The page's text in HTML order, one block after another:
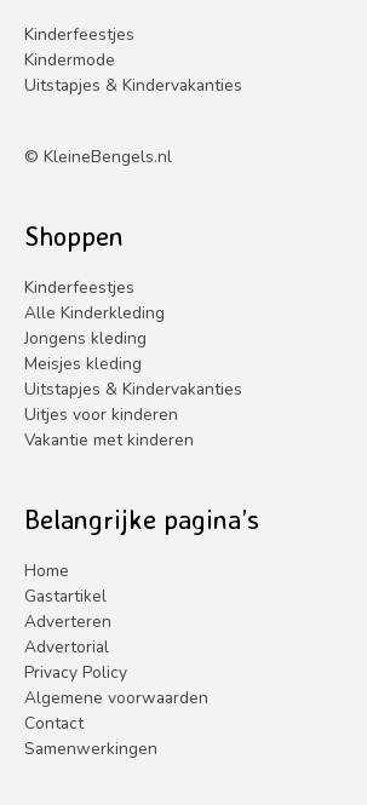
Kinderfeestjes
Kindermode
Uitstapjes & Kindervakanties
© KleineBengels.nl
Shoppen
Kinderfeestjes
Alle Kinderkleding
Jongens kleding
Meisjes kleding
Uitstapjes & Kindervakanties
Uitjes voor kinderen
Vakantie met kinderen
Belangrijke pagina’s
Home
Gastartikel
Adverteren
Advertorial
Privacy Policy
Algemene voorwaarden
Contact
Samenwerkingen